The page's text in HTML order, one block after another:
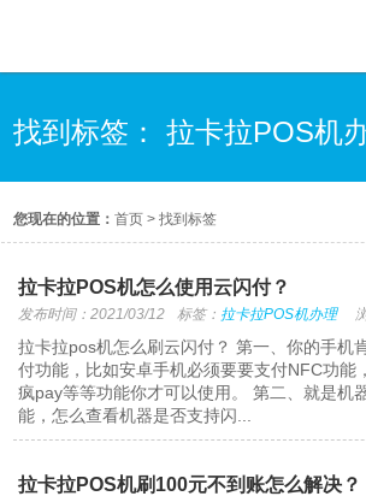
找到标签： 拉卡拉POS机
您现在的位置：首页 >找到标签
拉卡拉POS机怎么使用云闪付？
发布时间：2021/03/12 标签： 拉卡拉POS机办理
拉卡拉pos机怎么刷云闪付？ 第一、你的手机
付功能，比如安卓手机必须要要支付NFC功能
疯pay等等功能你才可以使用。 第二、就是机
能，怎么查看机器是否支持闪...
拉卡拉POS机刷100元不到账怎么解决？